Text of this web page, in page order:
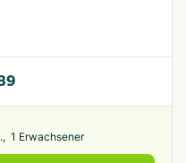
1 Erwachsener